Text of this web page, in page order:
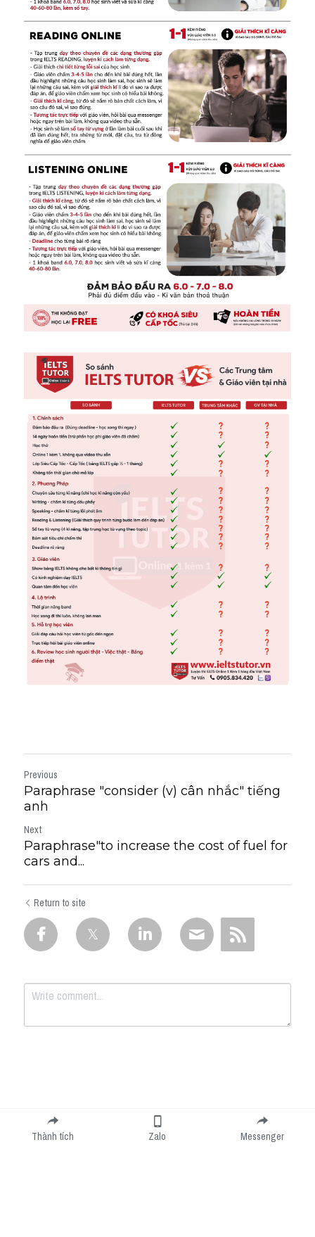
Previous
Paraphrase "consider (v) cân nhắc" tiếng
anh
Next
Paraphrase"to increase the cost of fuel for
cars and...
Return to site
Submit
Thành tích Zalo Messenger